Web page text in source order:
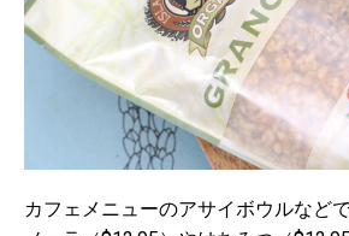
カフェメニューのアサイボウルなど